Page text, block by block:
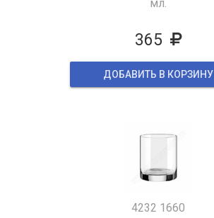
мл.
365
ДОБАВИТЬ В КОРЗИНУ
4232 1660